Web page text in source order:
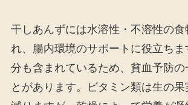
干しあんずには水溶性・不溶性の食
れ、腸内環境のサポートに役立ち
分も含まれているため、貧血予防の
とがあります。ビタミン類は生の果